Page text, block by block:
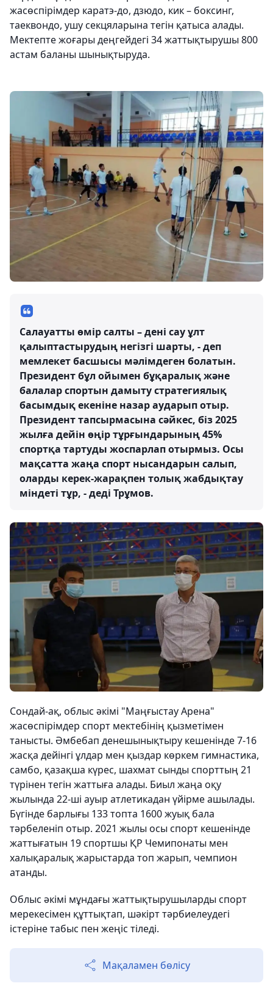
жасөспірімдер каратэ-до, дзюдо, кик – боксинг,
таеквондо, ушу секцяларына тегін қатыса алады.
Мектепте жоғары деңгейдегі 34 жаттықтырушы 800
астам баланы шынықтыруда.
Салауатты өмір салты – дені сау ұлт
қалыптастырудың негізгі шарты, - деп
мемлекет басшысы мәлімдеген болатын.
Президент бұл ойымен бұқаралық және
балалар спортын дамыту стратегиялық
басымдық екеніне назар аударып отыр.
Президент тапсырмасына сәйкес, біз 2025
жылға дейін өңір тұрғындарының 45%
спортқа тартуды жоспарлап отырмыз. Осы
мақсатта жаңа спорт нысандарын салып,
оларды керек-жарақпен толық жабдықтау
міндеті тұр, - деді Трұмов.
Сондай-ақ, облыс әкімі "Маңғыстау Арена"
жасөспірімдер спорт мектебінің қызметімен
танысты. Әмбебап денешынықтыру кешенінде 7-16
жасқа дейінгі ұлдар мен қыздар көркем гимнастика,
самбо, қазақша күрес, шахмат сынды спорттың 21
түрінен тегін жаттыға алады. Биыл жаңа оқу
жылында 22-ші ауыр атлетикадан үйірме ашылады.
Бүгінде барлығы 133 топта 1600 жуық бала
тәрбеленіп отыр. 2021 жылы осы спорт кешенінде
жаттығатын 19 спортшы ҚР Чемипонаты мен
халықаралық жарыстарда топ жарып, чемпион
атанды.
Облыс әкімі мұндағы жаттықтырушыларды спорт
мерекесімен құттықтап, шәкірт тәрбиелеудегі
істеріне табыс пен жеңіс тіледі.
Мақаламен бөлісу